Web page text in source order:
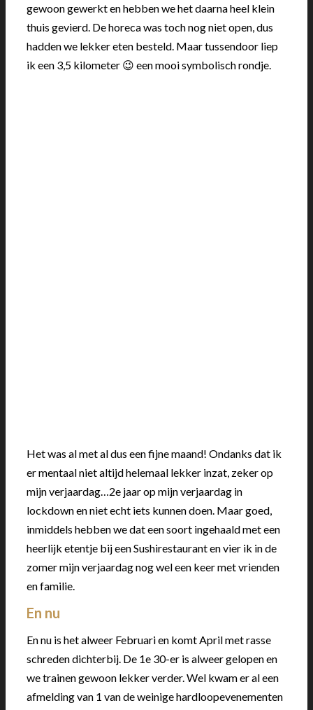
gewoon gewerkt en hebben we het daarna heel klein
thuis gevierd. De horeca was toch nog niet open, dus
hadden we lekker eten besteld. Maar tussendoor liep
ik een 3,5 kilometer 😉 een mooi symbolisch rondje.
Het was al met al dus een fijne maand! Ondanks dat ik
er mentaal niet altijd helemaal lekker inzat, zeker op
mijn verjaardag…2e jaar op mijn verjaardag in
lockdown en niet echt iets kunnen doen. Maar goed,
inmiddels hebben we dat een soort ingehaald met een
heerlijk etentje bij een Sushirestaurant en vier ik in de
zomer mijn verjaardag nog wel een keer met vrienden
en familie.
En nu
En nu is het alweer Februari en komt April met rasse
schreden dichterbij. De 1e 30-er is alweer gelopen en
we trainen gewoon lekker verder. Wel kwam er al een
afmelding van 1 van de weinige hardloopevenementen